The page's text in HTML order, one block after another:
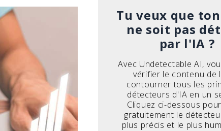
Tu veux que
ne soit pas
par l'IA ?
Avec Undetectable AI,
vérifier le contenu de
contourner tous les
détecteurs d'IA en un
Cliquez ci-dessous
gratuitement le
plus précis et le plus